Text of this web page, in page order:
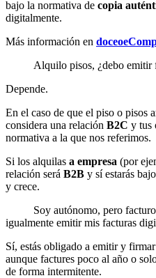
bajo la normativa de copia
digitalmente.
Más información en
Alquilo pisos, ¿debo emitir
Depende.
En el caso de que el piso o pisos
considera una relación B2C y tus
normativa a la que nos referimos.
Si los alquilas a empresa (por
relación será B2B y sí estarás
y crece.
Soy autónomo, pero
igualmente emitir mis facturas
Sí, estás obligado a emitir y
aunque factures poco al año o
de forma intermitente.